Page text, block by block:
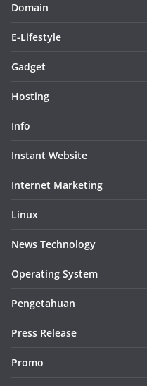
Domain
E-Lifestyle
Gadget
Hosting
Info
Instant Website
Internet Marketing
Linux
News Technology
Operating System
Pengetahuan
Press Release
Promo